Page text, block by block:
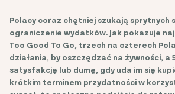
Polacy coraz chętniej szukają sprytnych
ograniczenie wydatków. Jak pokazuje
Too Good To Go, trzech na czterech
działania, by oszczędzać na żywności, a
satysfakcję lub dumę, gdy uda im się
krótkim terminem przydatności w